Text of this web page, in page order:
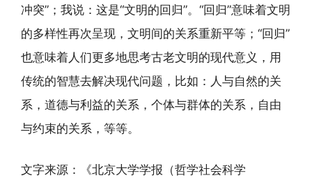
冲突”；我说：这是“文明的回归”。“回归”意味着文明
的多样性再次呈现，文明间的关系重新平等；“回归”
也意味着人们更多地思考古老文明的现代意义，用
传统的智慧去解决现代问题，比如：人与自然的关
系，道德与利益的关系，个体与群体的关系，自由
与约束的关系，等等。
文字来源：《北京大学学报（哲学社会科学